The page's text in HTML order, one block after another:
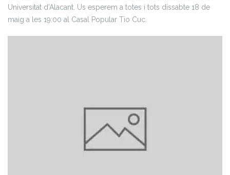
Universitat d’Alacant. Us esperem a totes i tots dissabte 18 de
maig a les 19:00 al Casal Popular Tio Cuc.